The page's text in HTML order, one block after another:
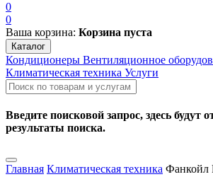
0
0
Ваша корзина: Корзина пуста
Каталог
Кондиционеры Вентиляционное
Климатическая техника Услуги
Введите поисковой запрос, здесь будут
результаты поиска.
Главная Климатическая техника Фанкойл